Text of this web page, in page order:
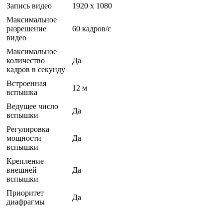
Запись видео
1920 x 1080
Максимальное
разрешение
видео
60 кадров/с
Максимальное
количество
кадров в секунду
Да
Встроенная
вспышка
12 м
Ведущее число
вспышки
Да
Регулировка
мощности
вспышки
Да
Крепление
внешней
вспышки
Да
Приоритет
диафрагмы
Да